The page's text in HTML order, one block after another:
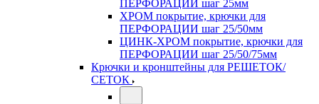
ПЕРФОРАЦИИ шаг 25мм
ХРОМ покрытие, крючки для
ПЕРФОРАЦИИ шаг 25/50мм
ЦИНК-ХРОМ покрытие, крючки для
ПЕРФОРАЦИИ шаг 25/50/75мм
Крючки и кронштейны для РЕШЕТОК/
СЕТОК